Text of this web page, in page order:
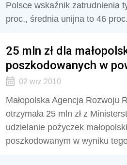
Polsce wskaźnik zatrudnienia
proc., średnia unijna to 46 proc.
25 mln zł dla
poszkodowanych w
02 wrz 2010
Małopolska Agencja Rozwoju
otrzymała 25 mln zł z
udzielanie pożyczek
poszkodowanym w wyniku